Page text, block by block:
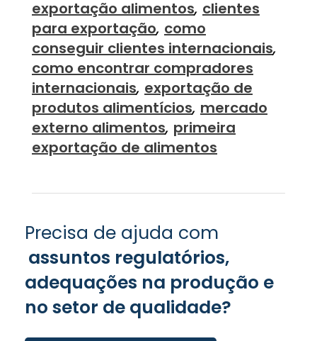
exportação alimentos, clientes
para exportação, como
conseguir clientes internacionais,
como encontrar compradores
internacionais, exportação de
produtos alimentícios, mercado
externo alimentos, primeira
exportação de alimentos
Precisa de ajuda com
assuntos regulatórios,
adequações na produção e
no setor de qualidade?